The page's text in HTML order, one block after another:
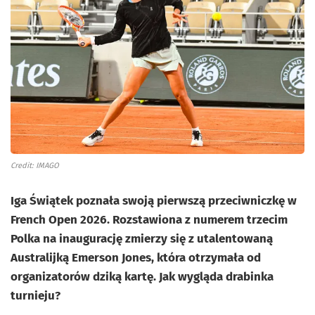
Credit: IMAGO
Iga Świątek poznała swoją pierwszą przeciwniczkę w
French Open 2026. Rozstawiona z numerem trzecim
Polka na inaugurację zmierzy się z utalentowaną
Australijką Emerson Jones, która otrzymała od
organizatorów dziką kartę. Jak wygląda drabinka
turnieju?